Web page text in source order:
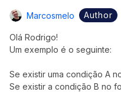
Marcosmelo Author
Olá Rodrigo!
Um exemplo é o seguinte:
Se existir uma condição A
Se existir a condição B no